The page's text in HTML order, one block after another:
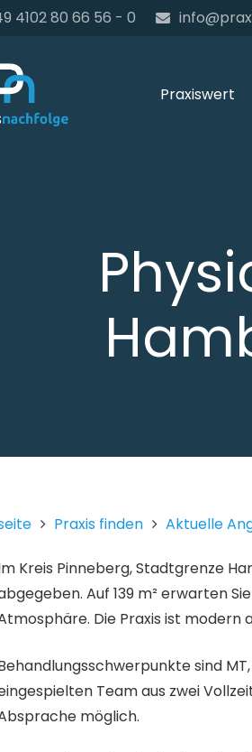
4102 80 66 56 - 0
Praxiswert
Praxis finden Aktuelle
Kreis Pinneberg, Stadtgrenze
Auf 139 m² erwarten
Die Praxis ist
sind
Team aus zwei
möglich.